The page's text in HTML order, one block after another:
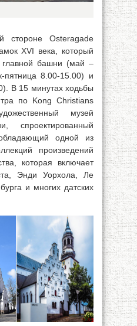
стороне Osteragade
XVI века, который
главной башни (май –
пятница 8.00-15.00) и
В 15 минутах ходьбы
по Kong Christians
музей
спроектированный
одной из
произведений
которая включает
Энди Уорхола, Ле
и многих датских